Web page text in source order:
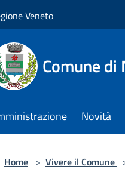
Veneto
Comune di
Novità
Home > Vivere il Comune